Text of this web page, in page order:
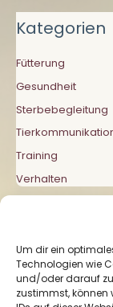
Um dir ein
Technologien wie
und/oder darauf
zustimmst, können
Kategorien
Fütterung
Gesundheit
Sterbebegleitung
Training
Verhalten
Impressum